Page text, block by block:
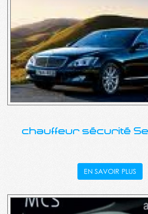
chauffeur sécurité
EN SAVOIR PLUS